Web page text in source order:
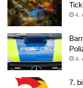
4.
4.
7.